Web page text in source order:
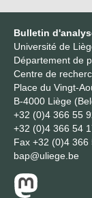
Bulletin
Université de
Département de
Centre de
Place du Vingt-
B-4000 Liège
+32 (0)4 366 55
+32 (0)4 366 54
Fax +32 (0)4 366
bap@uliege.be